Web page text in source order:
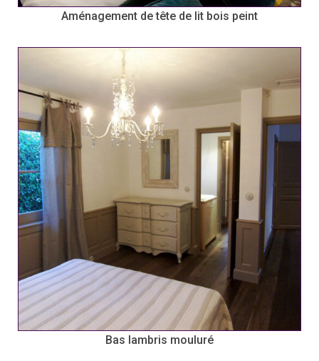
Aménagement de tête de lit bois peint
Bas lambris mouluré